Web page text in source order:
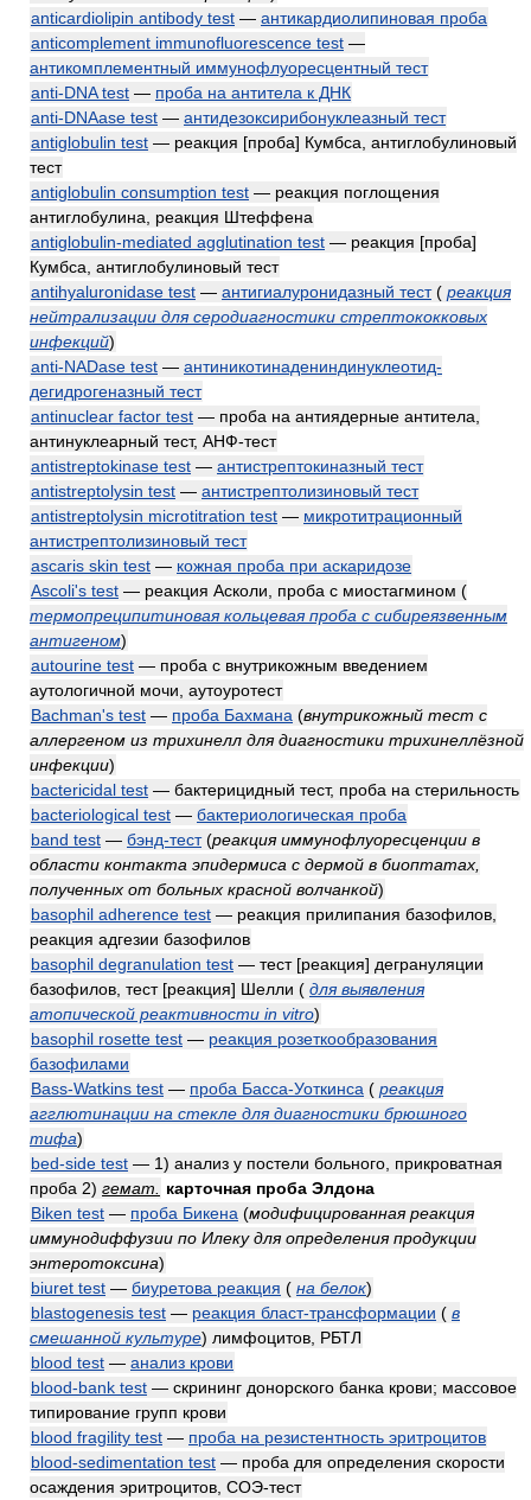
anticardiolipin antibody test — антикардиолипиновая проба
anticomplement immunofluorescence test —
антикомплементный иммунофлуоресцентный тест
anti-DNA test — проба на антитела к ДНК
anti-DNAase test — антидезоксирибонуклеазный тест
antiglobulin test — реакция [проба] Кумбса, антиглобулиновый
тест
antiglobulin consumption test — реакция поглощения
антиглобулина, реакция Штеффена
antiglobulin-mediated agglutination test — реакция [проба]
Кумбса, антиглобулиновый тест
antihyaluronidase test — антигиалуронидазный тест ( реакция
нейтрализации для серодиагностики стрептококковых
инфекций)
anti-NADase test — антиникотинадениндинуклеотид-
дегидрогеназный тест
antinuclear factor test — проба на антиядерные антитела,
антинуклеарный тест, АНФ-тест
antistreptokinase test — антистрептокиназный тест
antistreptolysin test — антистрептолизиновый тест
antistreptolysin microtitration test — микротитрационный
антистрептолизиновый тест
ascaris skin test — кожная проба при аскаридозе
Ascoli's test — реакция Асколи, проба с миостагмином (
термопреципитиновая кольцевая проба с сибиреязвенным
антигеном)
autourine test — проба с внутрикожным введением
аутологичной мочи, аутоуротест
Bachman's test — проба Бахмана (внутрикожный тест с
аллергеном из трихинелл для диагностики трихинеллёзной
инфекции)
bactericidal test — бактерицидный тест, проба на стерильность
bacteriological test — бактериологическая проба
band test — бэнд-тест (реакция иммунофлуоресценции в
области контакта эпидермиса с дермой в биоптатах,
полученных от больных красной волчанкой)
basophil adherence test — реакция прилипания базофилов,
реакция адгезии базофилов
basophil degranulation test — тест [реакция] дегрануляции
базофилов, тест [реакция] Шелли ( для выявления
атопической реактивности in vitro)
basophil rosette test — реакция розеткообразования
базофилами
Bass-Watkins test — проба Басса-Уоткинса ( реакция
агглютинации на стекле для диагностики брюшного
тифа)
bed-side test — 1) анализ у постели больного, прикроватная
проба 2) гемат.
карточная проба Элдона
Biken test — проба Бикена (модифицированная реакция
иммунодиффузии по Илеку для определения продукции
энтеротоксина)
biuret test — биуретова реакция ( на белок)
blastogenesis test — реакция бласт-трансформации ( в
смешанной культуре) лимфоцитов, РБТЛ
blood test — анализ крови
blood-bank test — скрининг донорского банка крови; массовое
типирование групп крови
blood fragility test — проба на резистентность эритроцитов
blood-sedimentation test — проба для определения скорости
осаждения эритроцитов, СОЭ-тест